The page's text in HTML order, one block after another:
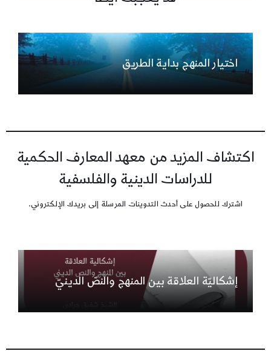
اختيار المنهج بداية الطريق
اكتشاف المزيد من معهد المعارف الحكمية
للدراسات الدينية والفلسفية
اشترك للحصول على أحدث التدوينات المرسلة إلى بريدك الإلكتروني.
إشكاليّة العلاقة بين المنهج والنصّ الدينيّ